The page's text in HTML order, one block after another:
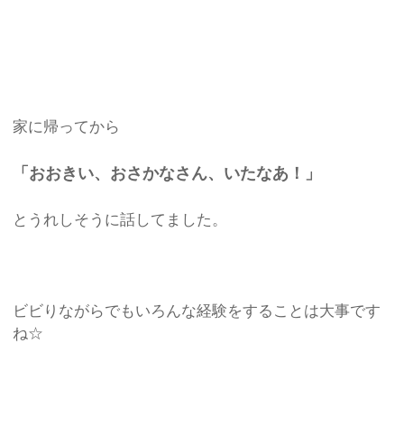
家に帰ってから
「おおきい、おさかなさん、いたなあ！」
とうれしそうに話してました。
ビビりながらでもいろんな経験をすることは大事です
ね☆